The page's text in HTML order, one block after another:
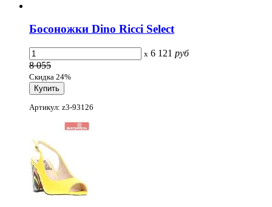
Босоножки Dino Ricci Select
x 6 121 руб
8 055
Скидка 24%
Артикул: z3-93126